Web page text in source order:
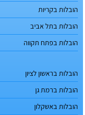
הובלות בקריות
הובלות בתל אביב
הובלות בפתח תקווה
הובלות בראשון לציון
הובלות ברמת גן
הובלות באשקלון